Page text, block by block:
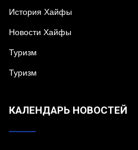
История Хайфы
Новости Хайфы
Туризм
Туризм
КАЛЕНДАРЬ НОВОСТЕЙ